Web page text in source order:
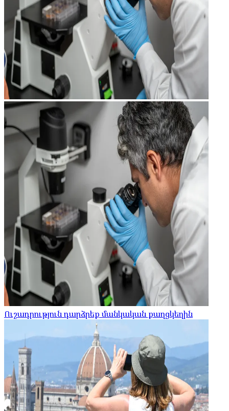
Ուշադրություն դարձրեք մանկական քաղցկեղին